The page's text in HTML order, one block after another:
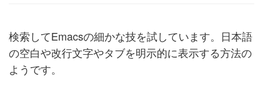
検索してEmacsの細かな技を試しています。日本語
の空白や改行文字やタブを明示的に表示する方法の
ようです。